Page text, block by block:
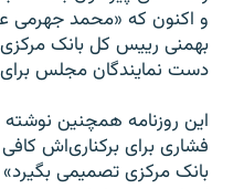
و اکنون که «محمد
بهمنی رييس کل بانک
دست نمايندگان مجلس
اين روزنامه همچنين
فشاری برای برکناری‌اش
بانک مرکزی تصميمی بگيرد»